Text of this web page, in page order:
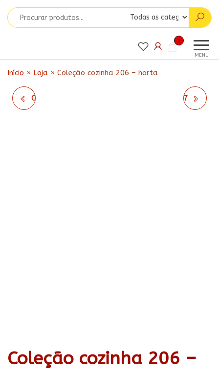
Pular
para
da Ju
Bordados
MENU
0
Início » Loja » Coleção cozinha 206 – horta
COLEÇÃO COZINHA 205 COLEÇÃO COZINHA 207
Coleção cozinha 206 –